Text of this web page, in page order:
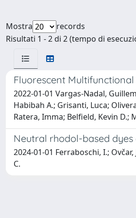
Mostra
records
Risultati 1 - 2 di 2 (tempo di
Fluorescent
2022-01-01 Vargas-Nadal,
Habibah A.; Grisanti, Luca;
Ratera, Imma; Belfield, Kevin D.;
Neutral rhodol-based
2024-01-01 Ferraboschi, I.;
C.